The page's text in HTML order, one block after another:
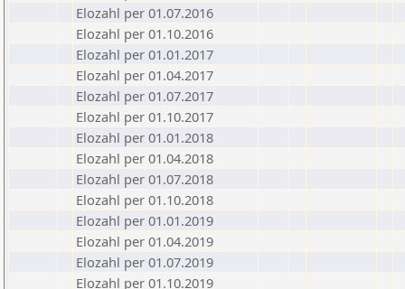
Elozahl per 01.07.2016
Elozahl per 01.10.2016
Elozahl per 01.01.2017
Elozahl per 01.04.2017
Elozahl per 01.07.2017
Elozahl per 01.10.2017
Elozahl per 01.01.2018
Elozahl per 01.04.2018
Elozahl per 01.07.2018
Elozahl per 01.10.2018
Elozahl per 01.01.2019
Elozahl per 01.04.2019
Elozahl per 01.07.2019
Elozahl per 01.10.2019